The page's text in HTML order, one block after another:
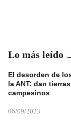
Lo más leído
El desorden de
la ANT: dan
campesinos
06/09/2023